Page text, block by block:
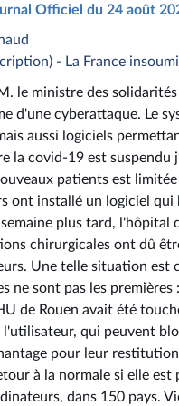
Officiel du 24 août
- La France
le ministre des
d'une cyberattaque. Le
aussi logiciels
la covid-19 est
patients est
ont installé un logiciel
plus tard,
chirurgicales ont dû
Une telle situation
ne sont pas les
de Rouen avait été
l'utilisateur, qui peuvent
pour leur
à la normale si elle
dans 150 pays.